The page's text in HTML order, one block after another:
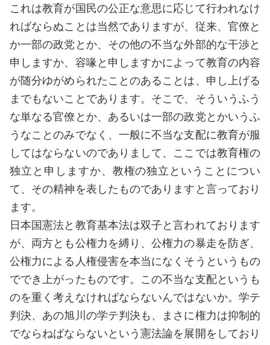
これは教育が国民の公正な意思に応じて行われなけ
ればならぬことは当然でありますが、従来、官僚と
か一部の政党とか、その他の不当な外部的な干渉と
申しますか、容喙と申しますかによって教育の内容
が随分ゆがめられたことのあることは、申し上げる
までもないことであります。そこで、そういうふう
な単なる官僚とか、あるいは一部の政党とかいうふ
うなことのみでなく、一般に不当な支配に教育が服
してはならないのでありまして、ここでは教育権の
独立と申しますか、教権の独立ということについ
て、その精神を表したものでありますと言っており
ます。
日本国憲法と教育基本法は双子と言われております
が、両方とも公権力を縛り、公権力の暴走を防ぎ、
公権力による人権侵害を本当になくそうというもの
ででき上がったものです。この不当な支配というも
のを重く考えなければならないんではないか。学テ
判決、あの旭川の学テ判決も、まさに権力は抑制的
でならねばならないという憲法論を展開をしており